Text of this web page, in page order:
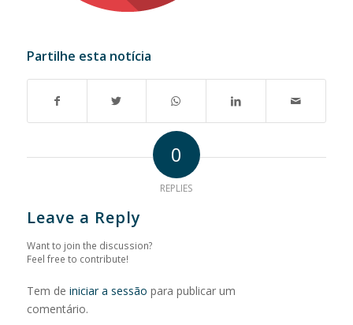
Partilhe esta notícia
0
REPLIES
Leave a Reply
Want to join the discussion?
Feel free to contribute!
Tem de iniciar a sessão para publicar um
comentário.